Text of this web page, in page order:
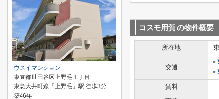
コスモ用賀の物件概要
所在地
交通
賃料
-
ウスイマンション
東京都世田谷区上野毛１丁目
東急大井町線「上野毛」駅 徒歩3分
築46年